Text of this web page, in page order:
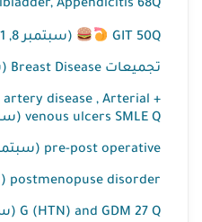
Appendicitis 68Q
GIT 50Q (سبتمبر 8, 2021)
تجميعات Breast Disease (سبتمبر 8, 2021)
disease , Arterial +
venous ulcers SMLE Q (سبتمبر 8, 2021)
pre-post operative (سبتمبر 9, 2021)
postmenopuse disorder (سبتمبر 11, 2021)
G (HTN) and GDM 27 Q (سبتمبر 11, 2021)